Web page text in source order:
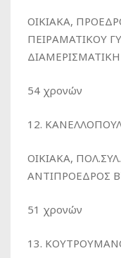
ΟΙΚΙΑΚΑ,
ΠΕΙΡΑΜΑΤΙΚΟΥ
54 χρονών
12.
ΟΙΚΙΑΚΑ,
ΑΝΤΙΠΡΟΕΔΡΟΣ
51 χρονών
13.